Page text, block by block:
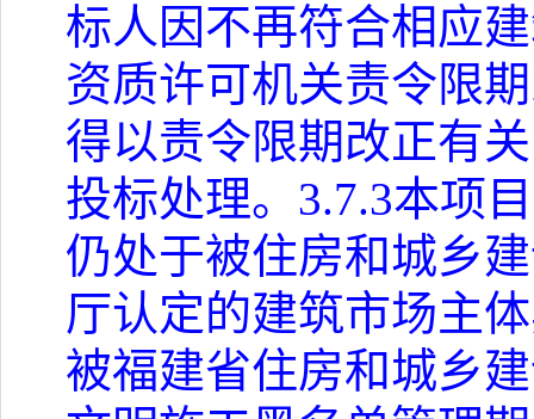
标人因不再符合相应
资质许可机关责令限
得以责令限期改正有
投标处理。 3.7.3本项
仍处于被住房和城乡
厅认定的建筑市场主
被福建省住房和城乡